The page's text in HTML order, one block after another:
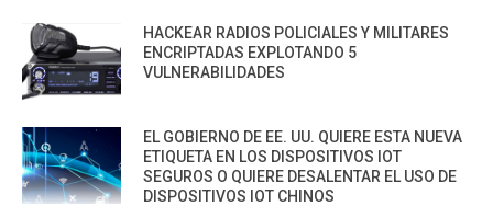
HACKEAR RADIOS POLICIALES Y MILITARES
ENCRIPTADAS EXPLOTANDO 5
VULNERABILIDADES
EL GOBIERNO DE EE. UU. QUIERE ESTA NUEVA
ETIQUETA EN LOS DISPOSITIVOS IOT
SEGUROS O QUIERE DESALENTAR EL USO DE
DISPOSITIVOS IOT CHINOS